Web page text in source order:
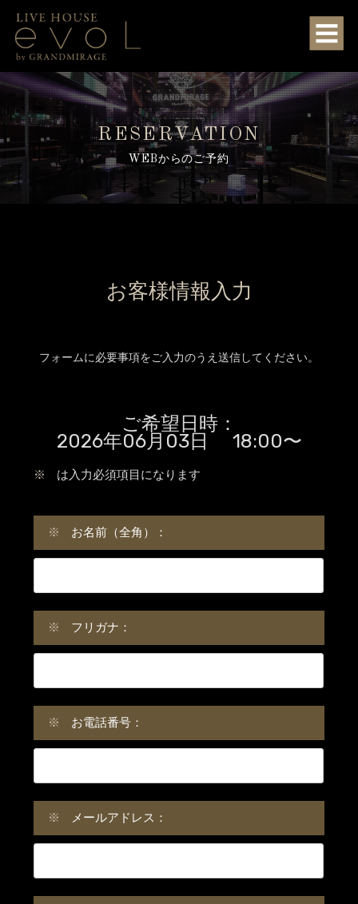
RESERVATION
WEBからのご予約
お客様情報入力
フォームに必要事項をご入力のうえ送信してください。
ご希望日時：
2026年06月03日 18:00〜
※ は入力必須項目になります
※ お名前（全角）：
※ フリガナ：
※ お電話番号：
※ メールアドレス：